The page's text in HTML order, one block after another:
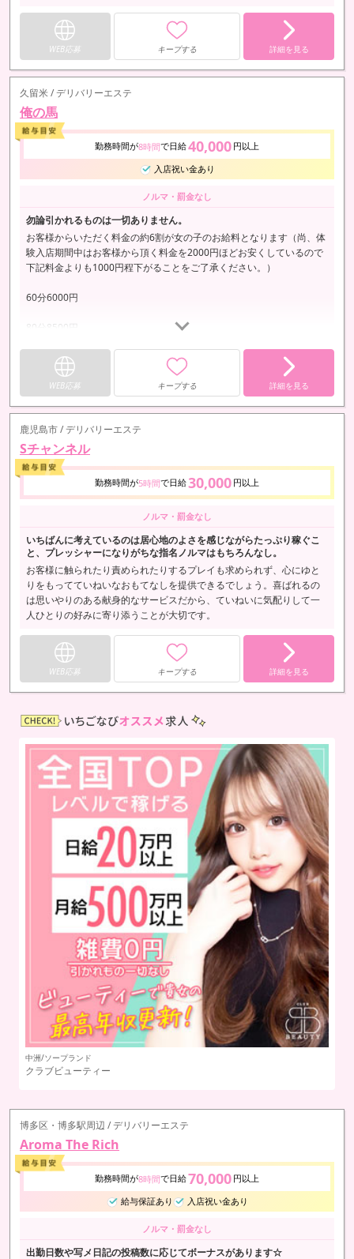
WEB応募 キープする 詳細を見る
久留米 / デリバリーエステ
俺の馬
勤務時間が8時間で日給40,000 円以上
入店祝い金あり
ノルマ・罰金なし
勿論引かれるものは一切ありません。
お客様からいただく料金の約6割が女の子のお給料となります（尚、体
験入店期間中はお客様から頂く料金を2000円ほどお安くしているので
下記料金よりも1000円程下がることをご了承ください。）
60分6000円
80分8500円
100分11500円
当日リピート指名料1000円
事前リピート指名料2000円
…
WEB応募 キープする 詳細を見る
鹿児島市 / デリバリーエステ
Sチャンネル
勤務時間が5時間で日給30,000 円以上
ノルマ・罰金なし
いちばんに考えているのは居心地のよさを感じながらたっぷり稼ぐこ
と、プレッシャーになりがちな指名ノルマはもちろんなし。
お客様に触られたり責められたりするプレイも求められず、心にゆと
りをもってていねいなおもてなしを提供できるでしょう。喜ばれるの
は思いやりのある献身的なサービスだから、ていねいに気配りして一
人ひとりの好みに寄り添うことが大切です。
WEB応募 キープする 詳細を見る
中洲/ソープランド
クラブビューティー
博多区・博多駅周辺 / デリバリーエステ
Aroma The Rich
勤務時間が8時間で日給70,000 円以上
給与保証あり
入店祝い金あり
ノルマ・罰金なし
出勤日数や写メ日記の投稿数に応じてボーナスがあります☆